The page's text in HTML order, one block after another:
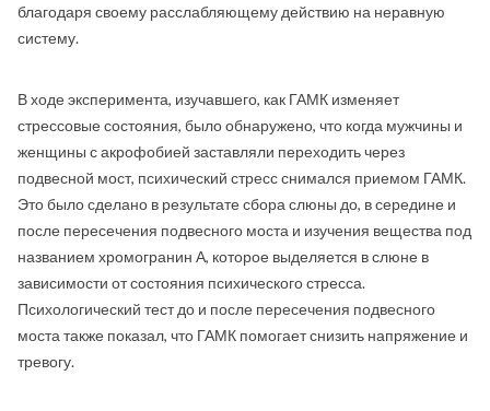
благодаря своему расслабляющему действию на неравную
систему.
В ходе эксперимента, изучавшего, как ГАМК изменяет
стрессовые состояния, было обнаружено, что когда мужчины и
женщины с акрофобией заставляли переходить через
подвесной мост, психический стресс снимался приемом ГАМК.
Это было сделано в результате сбора слюны до, в середине и
после пересечения подвесного моста и изучения вещества под
названием хромогранин А, которое выделяется в слюне в
зависимости от состояния психического стресса.
Психологический тест до и после пересечения подвесного
моста также показал, что ГАМК помогает снизить напряжение и
тревогу.